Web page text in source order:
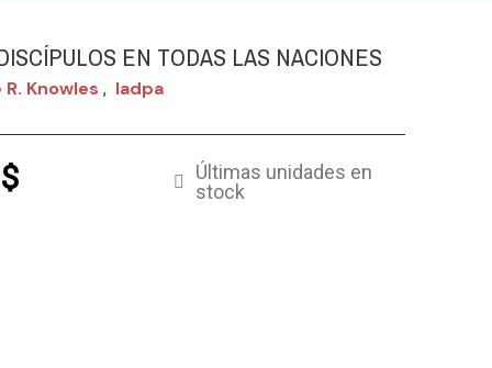
EN TODAS LAS NACIONES
R. Knowles , Iadpa
Últimas unidades en
stock